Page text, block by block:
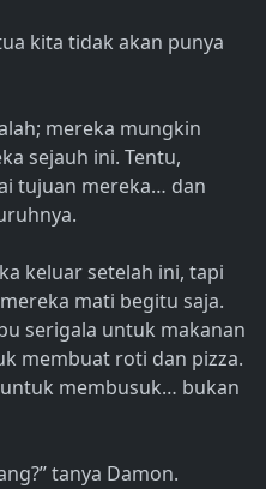
kita tidak akan punya
mereka mungkin
sejauh ini. Tentu,
tujuan mereka… dan
keluar setelah ini, tapi
mati begitu saja.
serigala untuk makanan
membuat roti dan pizza.
membusuk… bukan
tanya Damon.